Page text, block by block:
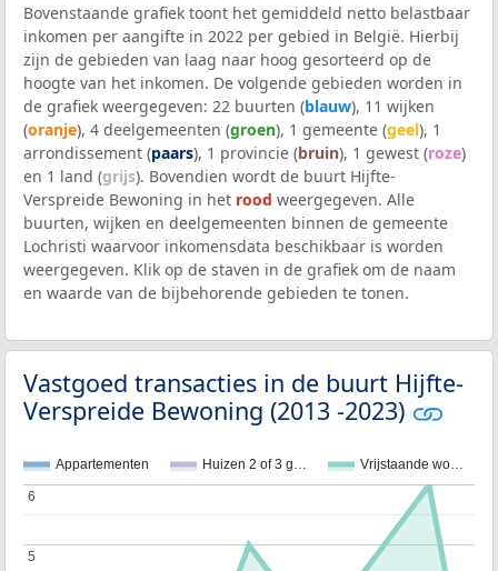
Bovenstaande grafiek toont het gemiddeld netto belastbaar
inkomen per aangifte in 2022 per gebied in België. Hierbij
zijn de gebieden van laag naar hoog gesorteerd op de
hoogte van het inkomen. De volgende gebieden worden in
de grafiek weergegeven: 22 buurten (blauw), 11 wijken
(oranje), 4 deelgemeenten (groen), 1 gemeente (geel), 1
arrondissement (paars), 1 provincie (bruin), 1 gewest (roze)
en 1 land (grijs). Bovendien wordt de buurt Hijfte-
Verspreide Bewoning in het rood weergegeven. Alle
buurten, wijken en deelgemeenten binnen de gemeente
Lochristi waarvoor inkomensdata beschikbaar is worden
weergegeven. Klik op de staven in de grafiek om de naam
en waarde van de bijbehorende gebieden te tonen.
Vastgoed transacties in de buurt Hijfte-
Verspreide Bewoning (2013 -2023)
Appartementen Huizen 2 of 3 g… Vrijstaande wo…
5
5
6
6